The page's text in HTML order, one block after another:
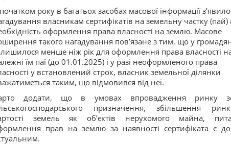
року в багатьох засобах масової інформації
власникам сертифікатів на земельну частку (пай)
оформлення права власності на землю. Масове
такого нагадування пов’язане з тим, що у
менше ніж рік для оформлення права власності
їм паї (до 01.01.2025) і у разі неоформленого права
у встановлений строк, власник земельної ділянки
таким, що відмовився від неї.
додати, що в умовах впровадження ринку
призначення, збільшення
земель як об’єктів нерухомого майна,
прав на землю за наявності сертифіката є